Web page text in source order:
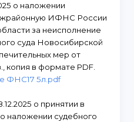
о наложении
ИФНС России
за неисполнение
суда Новосибирской
мер от
копия в формате PDF.
ФНС17 5л.pdf
о принятии в
наложении судебного